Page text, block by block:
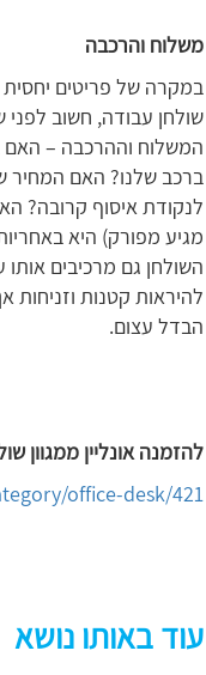
משלוח והרכבה
במקרה של פריטים יחסית
שולחן עבודה, חשוב
המשלוח וההרכבה – האם
ברכב שלנו? האם המחיר
לנקודת איסוף קרובה?
מגיע מפורק) היא
השולחן גם מרכיבים אותו
להיראות קטנות וזניחות
הבדל עצום.
להזמנה אונליין ממגוון
office-desk/421/
עוד באותו נושא